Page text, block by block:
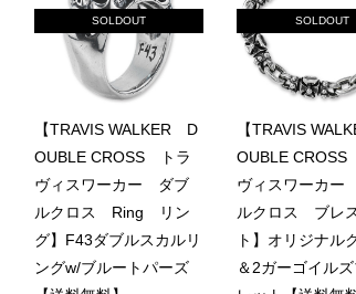
SOLDOUT
【TRAVIS WALKER D
OUBLE CROSS トラ
ヴィスワーカー ダブ
ルクロス Ring リン
グ】F43ダブルスカルリ
ングw/ブルートパーズ
SOLDOUT
【TRAVIS
OUBLE
ヴィスワーカ
ルクロス ブレ
ト】オリジナル
＆2ガーゴイル